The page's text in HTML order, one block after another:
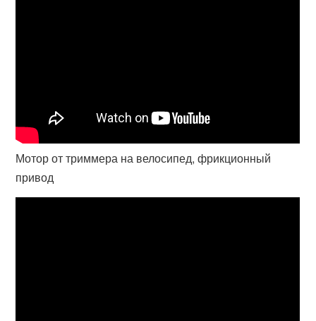
Мотор от триммера на велосипед, фрикционный
привод